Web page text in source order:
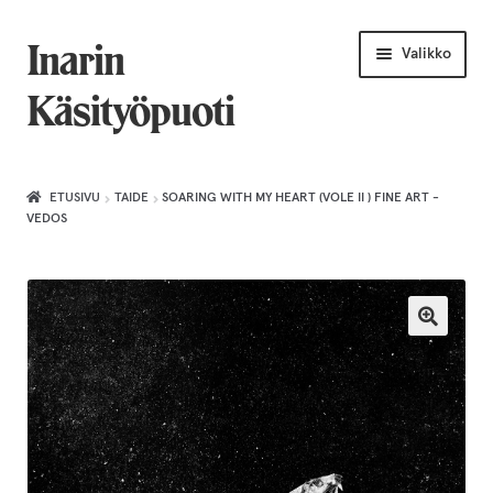
Siirry
navigointiin
Siirry
sisältöön
Inarin
Käsityöpuoti
Valikko
Uniikkiviikko
Joululahjat naiselle
Villahuivit
Korut
tason
valikko
Puusepäntuotteet
ETUSIVU TAIDE
SOARING WITH MY HEART (VOLE II ) FINE ART -
VEDOS